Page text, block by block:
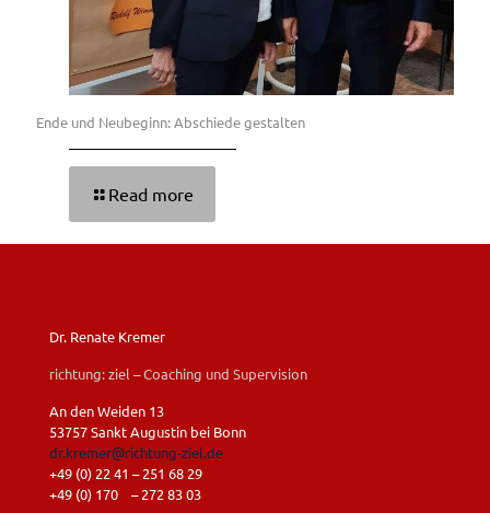
Ende und Neubeginn: Abschiede gestalten
Read more
Dr. Renate Kremer
richtung: ziel – Coaching und Supervision
An den Weiden 13
53757 Sankt Augustin bei Bonn
dr.kremer@richtung-ziel.de
+49 (0) 22 41 – 251 68 29
+49 (0) 170 – 272 83 03